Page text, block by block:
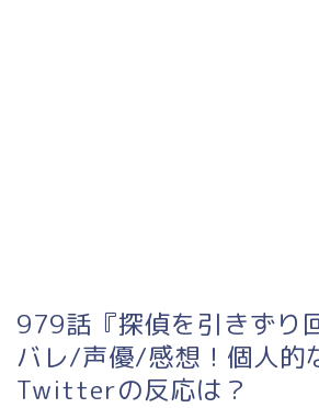
979話『探偵を引きずり
バレ/声優/感想！個人的
Twitterの反応は？